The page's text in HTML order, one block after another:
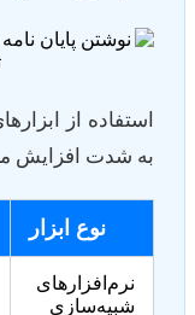
استفاده از
به شدت افزایش
نوع ابزار
نرم‌افزارهای
شبیه‌سازی